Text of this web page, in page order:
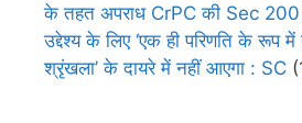
के तहत अपराध CrPC की Sec 200
उद्देश्य के लिए ‘एक ही परिणति के रूप
श्रृंखला’ के दायरे में नहीं आएगा : SC